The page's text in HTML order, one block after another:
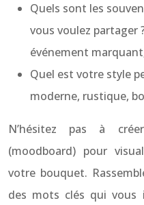
Quels sont les
vous voulez partager
événement
Quel est votre style
moderne, rustique,
N’hésitez pas à
(moodboard) pour
votre bouquet.
des mots clés qui vous